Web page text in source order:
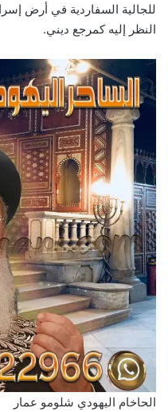
للجالية السفاردية في أرض
النظر إليه كمرجع ديني.
الحاخام اليهودي شلومو عمار